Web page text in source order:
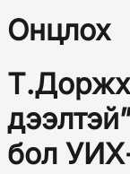
Онцлох
бол